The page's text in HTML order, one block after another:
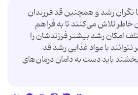
نگران رشد و همچنین قد فرزندان
تلاش می‌کنند تا به فراهم
امکان رشد بیشتر فرزندشان را
با مواد غذایی رشد قد
باید دست به دامان درمان‌های